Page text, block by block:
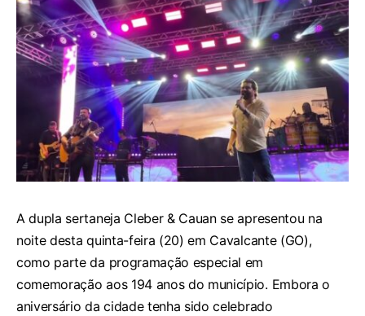
A dupla sertaneja Cleber & Cauan se apresentou na
noite desta quinta-feira (20) em Cavalcante (GO),
como parte da programação especial em
comemoração aos 194 anos do município. Embora o
aniversário da cidade tenha sido celebrado